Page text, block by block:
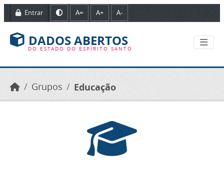
Ir para o conteúdo principal
Entrar A= A+ A-
DADOS ABERTOS
DO ESTADO DO ESPÍRITO SANTO
Grupos Educação